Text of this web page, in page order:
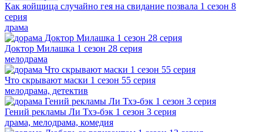
Как яойщица случайно гея на свидание позвала 1 сезон 8
серия
драма
Доктор Милашка 1 сезон 28 серия
мелодрама
Что скрывают маски 1 сезон 55 серия
мелодрама, детектив
Гений рекламы Ли Тхэ-бэк 1 сезон 3 серия
драма, мелодрама, комедия